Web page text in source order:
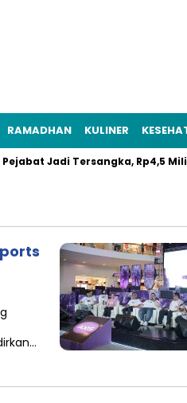
RAMADHAN KULINER
Jadi Tersangka, Rp4,5 Miliar